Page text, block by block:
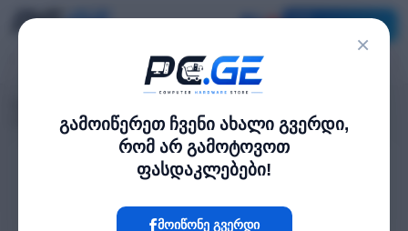
×
გამოიწერეთ ჩვენი ახალი გვერდი,
რომ არ გამოტოვოთ
ფასდაკლებები!
მოიწონე გვერდი
SFP28 40კმ სიმპლექსი 25გბ/წმ 1270/3100 ნმ